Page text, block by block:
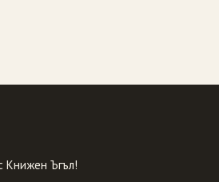
Книжен Ъгъл!